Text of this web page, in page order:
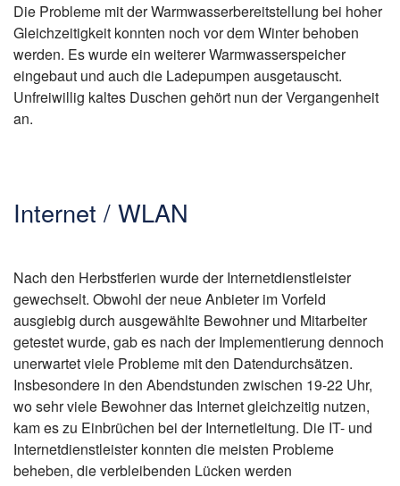
Die Probleme mit der Warmwasserbereitstellung bei hoher
Gleichzeitigkeit konnten noch vor dem Winter behoben
werden. Es wurde ein weiterer Warmwasserspeicher
eingebaut und auch die Ladepumpen ausgetauscht.
Unfreiwillig kaltes Duschen gehört nun der Vergangenheit
an.
Internet / WLAN
Nach den Herbstferien wurde der Internetdienstleister
gewechselt. Obwohl der neue Anbieter im Vorfeld
ausgiebig durch ausgewählte Bewohner und Mitarbeiter
getestet wurde, gab es nach der Implementierung dennoch
unerwartet viele Probleme mit den Datendurchsätzen.
Insbesondere in den Abendstunden zwischen 19-22 Uhr,
wo sehr viele Bewohner das Internet gleichzeitig nutzen,
kam es zu Einbrüchen bei der Internetleitung. Die IT- und
Internetdienstleister konnten die meisten Probleme
beheben, die verbleibenden Lücken werden